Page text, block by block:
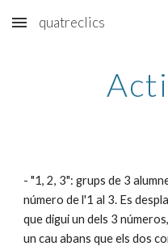
Skip to main content
quatreclics
- "1, 2, 3": grups de 3
número de l'1 al 3. Es
que digui un dels 3
un cau abans que els dos